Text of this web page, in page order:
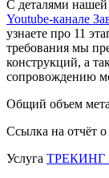
С деталями
Youtube-канале
узнаете про 11
требования мы
конструкций, а
сопровождению
Общий объем
Ссылка на отчёт
Услуга ТРЕКИНГ